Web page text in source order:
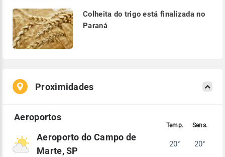
Colheita do trigo está finalizada no
Paraná
Proximidades
Aeroporto do Campo de
Marte, SP
20° 20°